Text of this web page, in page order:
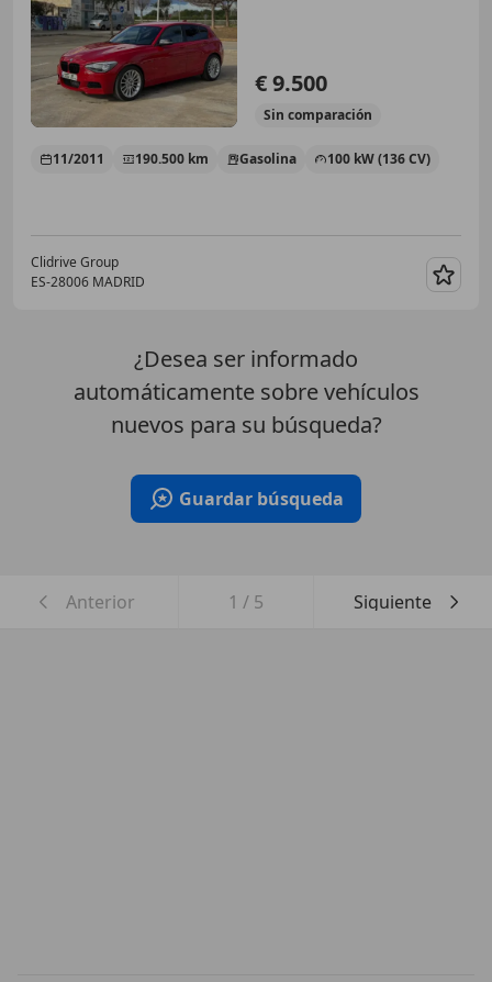
€ 9.500
Sin comparación
11/2011 190.500 km Gasolina 100 kW (136 CV)
Clidrive Group
ES-28006 MADRID
¿Desea ser informado
automáticamente sobre vehículos
nuevos para su búsqueda?
Guardar búsqueda
Anterior 1 / 5 Siguiente